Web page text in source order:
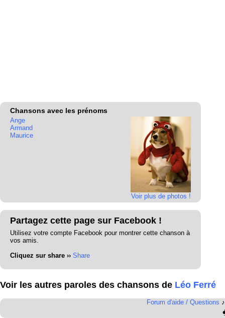
Chansons avec les prénoms
Voir plus de photos !
Ange
Armand
Maurice
Partagez cette page sur Facebook !
Utilisez votre compte Facebook pour montrer cette chanson à
vos amis.
Cliquez sur share ›› Share
Voir les autres paroles des chansons de Léo Ferré
Forum d'aide / Questions